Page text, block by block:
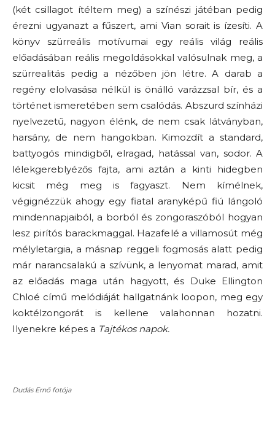
(két csillagot ítéltem meg) a színészi játéban pedig
érezni ugyanazt a fűszert, ami Vian sorait is ízesíti. A
könyv szürreális motívumai egy reális világ reális
előadásában reális megoldásokkal valósulnak meg, a
szürrealitás pedig a nézőben jön létre. A darab a
regény elolvasása nélkül is önálló varázzsal bír, és a
történet ismeretében sem csalódás. Abszurd színházi
nyelvezetű, nagyon élénk, de nem csak látványban,
harsány, de nem hangokban. Kimozdít a standard,
battyogós mindigből, elragad, hatással van, sodor. A
lélekgereblyézős fajta, ami aztán a kinti hidegben
kicsit még meg is fagyaszt. Nem kímélnek,
végignézzük ahogy egy fiatal aranyképű fiú lángoló
mindennapjaiból, a borból és zongoraszóból hogyan
lesz pirítós barackmaggal. Hazafelé a villamosút még
mélyletargia, a másnap reggeli fogmosás alatt pedig
már narancsalakú a szívünk, a lenyomat marad, amit
az előadás maga után hagyott, és Duke Ellington
Chloé című melódiáját hallgatnánk loopon, meg egy
koktélzongorát is kellene valahonnan hozatni.
Ilyenekre képes a Tajtékos napok.
Dudás Ernő fotója